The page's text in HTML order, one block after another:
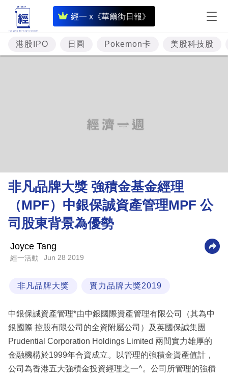
經一 x《華爾街日報》
即
時
財
經
理
財
商
業
技
場
生
活
時
事
港股IPO 日圓 Pokemon卡 美股科技股
非凡品牌大獎 強積金基金經理
（MPF）中銀保誠資產管理MPF 公
司股東背景為優勢
Joyce Tang
經一活動 Jun 28 2019
非凡品牌大獎 實力品牌大獎2019
中銀保誠資產管理*由中銀國際資產管理有限公司（其為中
銀國際 控股有限公司的全資附屬公司）及英國保誠集團
Prudential Corporation Holdings Limited 兩間實力雄厚的
金融機構於1999年合資成立。以管理的強積金資產值計，
公司為香港五大強積金投資經理之一^。公司所管理的強積